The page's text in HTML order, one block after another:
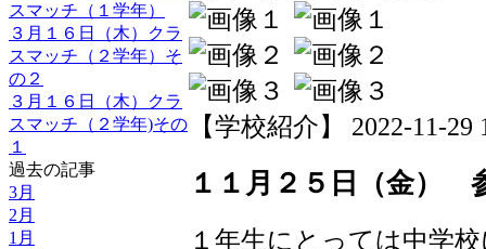
スマッチ（１学年）
３月１６日（木）クラ
スマッチ（２学年）そ
の２
３月１６日（木）クラ
スマッチ（２学年)その
１
過去の記事
3月
2月
1月
【学校紹介】 2022-11-29
１１月２５日（金）
１年生にとっては中学